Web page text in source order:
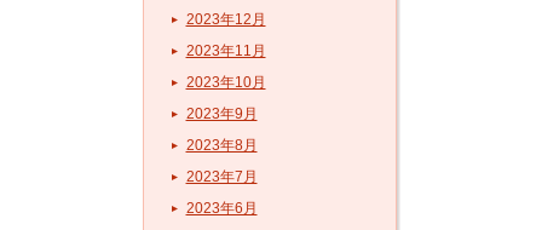
2023年12月
2023年11月
2023年10月
2023年9月
2023年8月
2023年7月
2023年6月